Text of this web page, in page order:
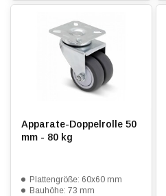
Apparate-Doppelrolle 50
mm - 80 kg
Plattengröße: 60x60 mm
Bauhöhe: 73 mm